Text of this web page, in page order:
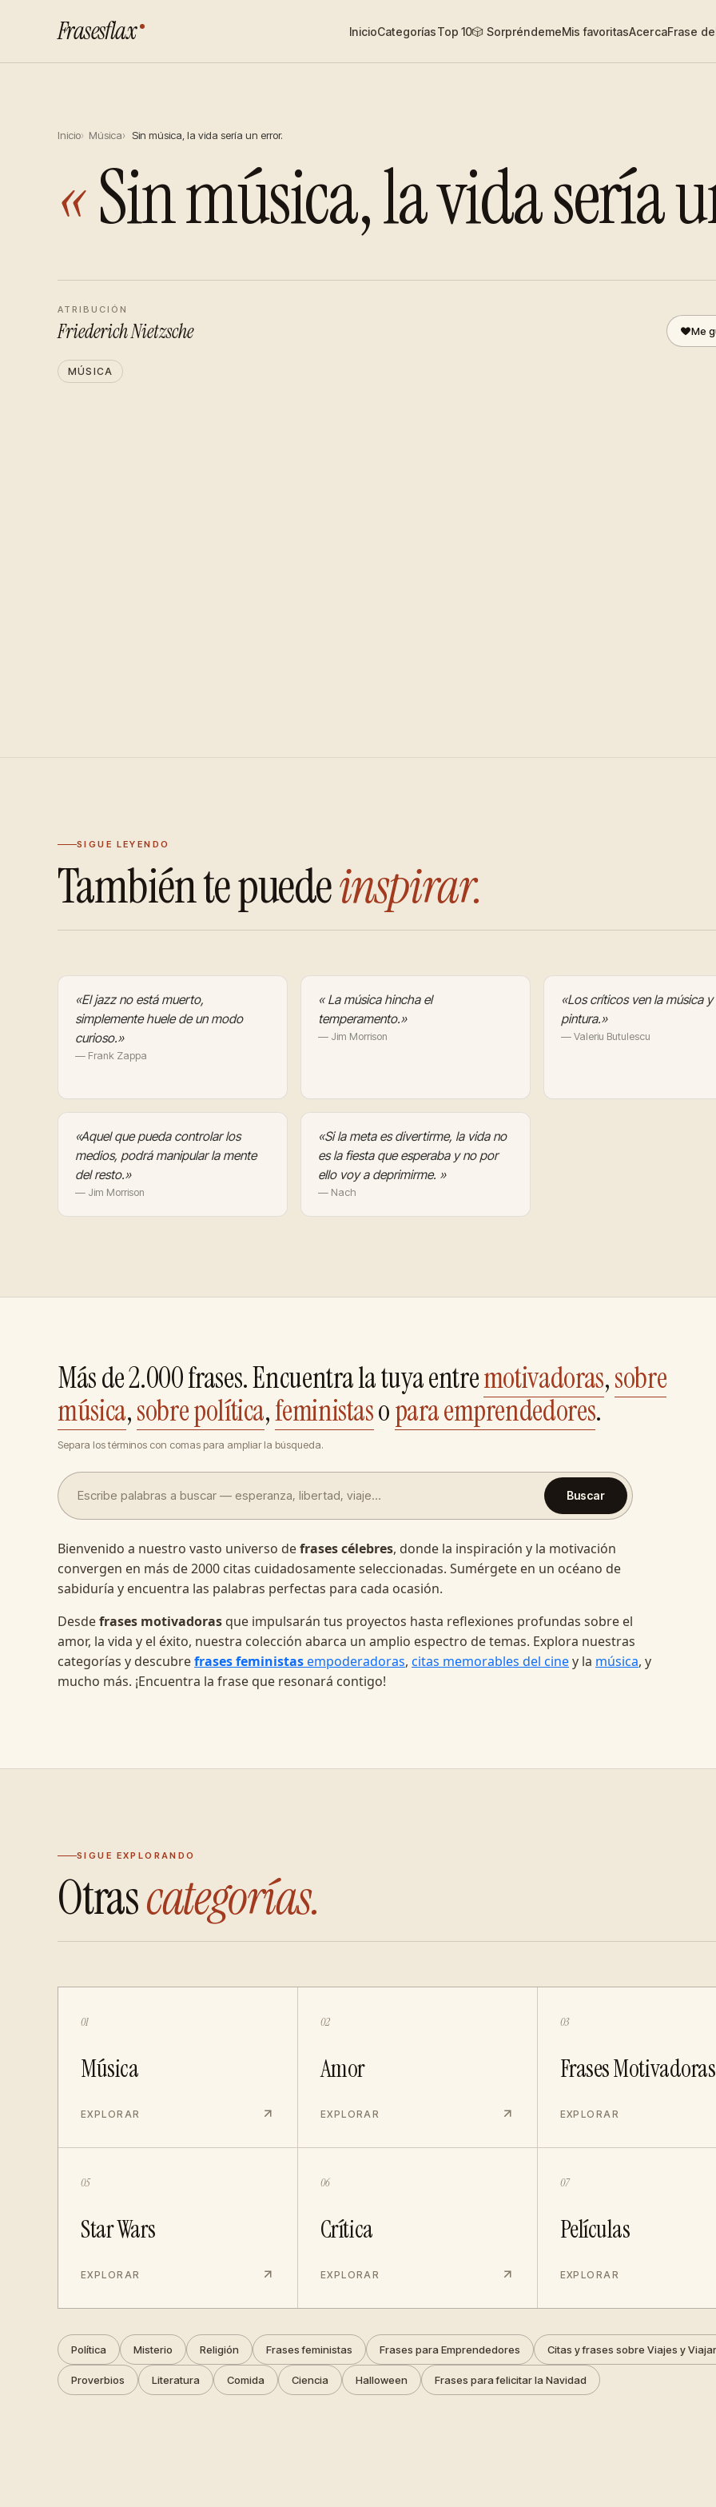
Frasesflax InicioCategoríasTop 10🎲 SorpréndemeMis favoritasAcercaFrase
Inicio Música Sin música, la vida sería un error.
«Sin música, la vida sería
ATRIBUCIÓN
Friederich Nietzsche Me
MÚSICA
SIGUE LEYENDO
También te puedeinspirar.
«El jazz no está muerto,
simplemente huele de un modo
curioso.»
— Frank Zappa
« La música hincha el
temperamento.»
— Jim Morrison
«Los críticos ven la música
pintura.»
— Valeriu Butulescu
«Aquel que pueda controlar los
medios, podrá manipular la mente
del resto.»
— Jim Morrison
«Si la meta es divertirme, la vida no
es la fiesta que esperaba y no por
ello voy a deprimirme. »
— Nach
Más de 2.000 frases. Encuentra la tuya entremotivadoras,sobre
música,sobre política,feministasopara emprendedores.
Separa los términos con comas para ampliar la búsqueda.
Buscar
Bienvenido a nuestro vasto universo defrases célebres, donde la inspiración y la motivación
convergen en más de 2000 citas cuidadosamente seleccionadas. Sumérgete en un océano de
sabiduría y encuentra las palabras perfectas para cada ocasión.
Desdefrases motivadoras que impulsarán tus proyectos hasta reflexiones profundas sobre el
amor, la vida y el éxito, nuestra colección abarca un amplio espectro de temas. Explora nuestras
categorías y descubrefrases feministasempoderadoras, citas memorables del ciney la música, y
mucho más. ¡Encuentra la frase que resonará contigo!
SIGUE EXPLORANDO
Otrascategorías.
01
Música
EXPLORAR
02
Amor
EXPLORAR
03
Frases Motivadoras
EXPLORAR
05
Star Wars
EXPLORAR
06
Crítica
EXPLORAR
07
Películas
EXPLORAR
Política Misterio Religión Frases feministas Frases para Emprendedores Citas y frases sobre Viajes y Viajar
Proverbios Literatura Comida Ciencia Halloween Frases para felicitar la Navidad